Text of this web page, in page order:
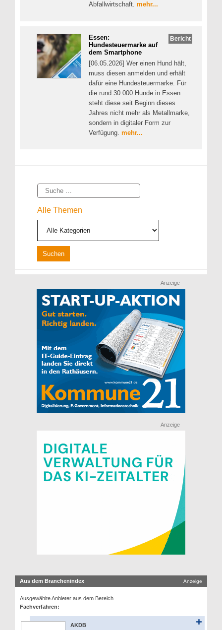
Abfallwirtschaft. mehr...
Bericht
Essen:
Hundesteuermarke auf
dem Smartphone
[06.05.2026] Wer einen Hund hält,
muss diesen anmelden und erhält
dafür eine Hundesteuermarke. Für
die rund 30.000 Hunde in Essen
steht diese seit Beginn dieses
Jahres nicht mehr als Metallmarke,
sondern in digitaler Form zur
Verfügung. mehr...
Suche
Alle Themen
Anzeige
Anzeige
Aus dem Branchenindex Anzeige
Ausgewählte Anbieter aus dem Bereich
Fachverfahren:
AKDB